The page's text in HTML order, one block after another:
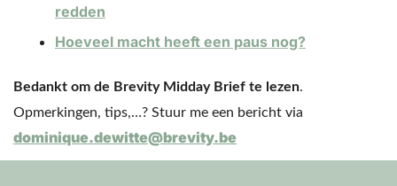
redden
Hoeveel macht heeft een paus nog?
Bedankt om de Brevity Midday Brief te lezen.
dominique.dewitte@brevity.be